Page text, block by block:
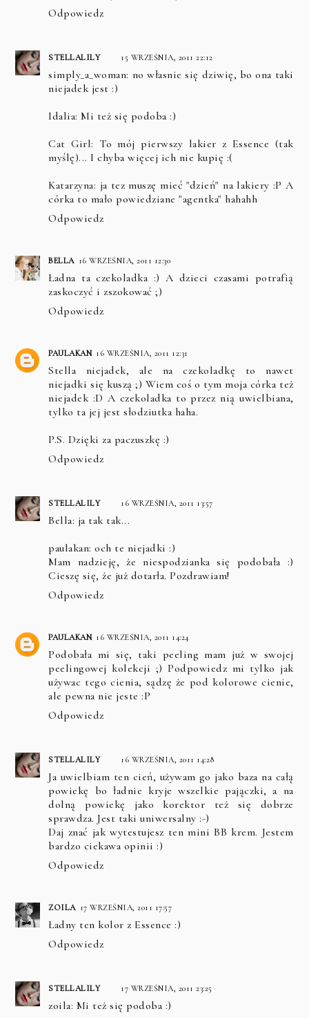
Odpowiedz
STELLALILY 15 WRZEŚNIA, 2011 22:12
simply_a_woman: no własnie się dziwię, bo ona taki
niejadek jest :)
Idalia: Mi też się podoba :)
Cat Girl: To mój pierwszy lakier z Essence (tak
myślę)... I chyba więcej ich nie kupię :(
Katarzyna: ja tez muszę mieć "dzień" na lakiery :P A
córka to mało powiedziane "agentka" hahahh
Odpowiedz
BELLA 16 WRZEŚNIA, 2011 12:30
Ładna ta czekoladka :) A dzieci czasami potrafią
zaskoczyć i zszokować ;)
Odpowiedz
PAULAKAN 16 WRZEŚNIA, 2011 12:31
Stella niejadek, ale na czekoladkę to nawet
niejadki się kuszą ;) Wiem coś o tym moja córka też
niejadek :D A czekoladka to przez nią uwielbiana,
tylko ta jej jest słodziutka haha.
P.S. Dzięki za paczuszkę :)
Odpowiedz
STELLALILY 16 WRZEŚNIA, 2011 13:57
Bella: ja tak tak...
paulakan: och te niejadki :)
Mam nadzieję, że niespodzianka się podobała :)
Cieszę się, że już dotarła. Pozdrawiam!
Odpowiedz
PAULAKAN 16 WRZEŚNIA, 2011 14:24
Podobała mi się, taki peeling mam już w swojej
peelingowej kolekcji ;) Podpowiedz mi tylko jak
używac tego cienia, sądzę że pod kolorowe cienie,
ale pewna nie jeste :P
Odpowiedz
STELLALILY 16 WRZEŚNIA, 2011 14:28
Ja uwielbiam ten cień, używam go jako baza na całą
powiekę bo ładnie kryje wszelkie pajączki, a na
dolną powiekę jako korektor też się dobrze
sprawdza. Jest taki uniwersalny :-)
Daj znać jak wytestujesz ten mini BB krem. Jestem
bardzo ciekawa opinii :)
Odpowiedz
ZOILA 17 WRZEŚNIA, 2011 17:57
Ładny ten kolor z Essence :)
Odpowiedz
STELLALILY 17 WRZEŚNIA, 2011 23:25
zoila: Mi też się podoba :)